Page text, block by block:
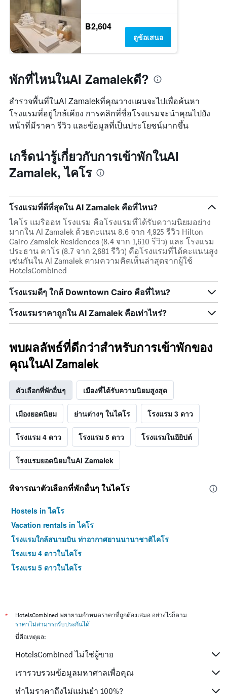
฿2,604
ดูข้อเสนอ
พักที่ไหนในAl Zamalekดี?
สำรวจพื้นที่ในAl Zamalekที่คุณวางแผนจะไปเพื่อค้นหา
โรงแรมที่อยู่ใกล้เคียง การคลิกที่ชื่อโรงแรมจะนำคุณไปยัง
หน้าที่มีราคา รีวิว และข้อมูลที่เป็นประโยชน์มากขึ้น
เกร็ดน่ารู้เกี่ยวกับการเข้าพักในAl
Zamalek, ไคโร
โรงแรมที่ดีที่สุดใน Al Zamalek คือที่ไหน?
ไคโร แมริออท โรงแรม คือโรงแรมที่ได้รับความนิยมอย่าง
มากใน Al Zamalek ด้วยคะแนน 8.6 จาก 4,925 รีวิว Hilton
Cairo Zamalek Residences (8.4 จาก 1,610 รีวิว) และ โรงแรม
ประธาน คาโร (8.7 จาก 2,681 รีวิว) คือโรงแรมที่ได้คะแนนสูง
เช่นกันใน Al Zamalek ตามความคิดเห็นล่าสุดจากผู้ใช้
HotelsCombined
โรงแรมดีๆ ใกล้ Downtown Cairo คือที่ไหน?
โรงแรมราคาถูกใน Al Zamalek คือเท่าไหร่?
พบผลลัพธ์ที่ดีกว่าสำหรับการเข้าพักของ
คุณในAl Zamalek
ตัวเลือกที่พักอื่นๆ เมืองที่ได้รับความนิยมสูงสุด
เมืองยอดนิยม ย่านต่างๆ ในไคโร โรงแรม 3 ดาว
โรงแรม 4 ดาว โรงแรม 5 ดาว โรงแรมในอียิปต์
โรงแรมยอดนิยมในAl Zamalek
พิจารณาตัวเลือกที่พักอื่นๆ ในไคโร
Hostels in ไคโร
Vacation rentals in ไคโร
โรงแรมใกล้สนามบิน ท่าอากาศยานนานาชาติไคโร
โรงแรม 4 ดาวในไคโร
โรงแรม 5 ดาวในไคโร
*
HotelsCombined พยายามกำหนดราคาที่ถูกต้องเสมอ อย่างไรก็ตาม
ราคาไม่สามารถรับประกันได้
นี่คือเหตุผล:
HotelsCombined ไม่ใช่ผู้ขาย
เรารวบรวมข้อมูลมหาศาลเพื่อคุณ
ทำไมราคาถึงไม่แม่นยำ 100%?